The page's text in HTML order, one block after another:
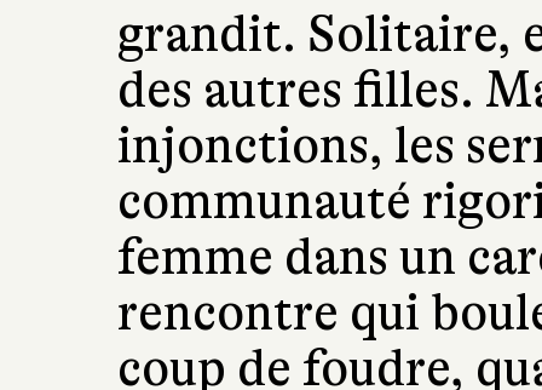
grandit. Solitaire,
des autres filles.
injonctions, les
communauté
femme dans un
rencontre qui
coup de foudre,